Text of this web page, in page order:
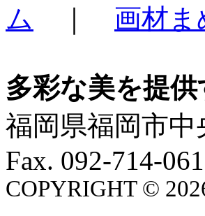
ム
画材ま
多彩な美を提
福岡県福岡市
Fax. 092-714-
COPYRIGHT ©